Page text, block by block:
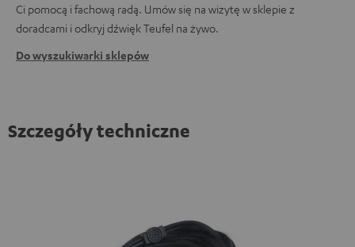
Ci pomocą i fachową radą. Umów się na wizytę w sklepie z
doradcami i odkryj dźwięk Teufel na żywo.
Do wyszukiwarki sklepów
Szczegóły techniczne